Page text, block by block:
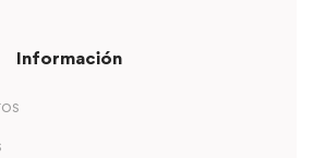
Información